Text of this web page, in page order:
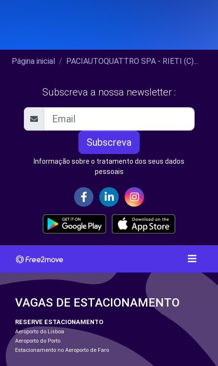
Página inicial PACIAUTOQUATTRO SPA - RIETI (C)...
Subscreva a nossa newsletter :
Subscreva
Informação sobre o tratamento dos seus dados
pessoais
VAGAS DE ESTACIONAMENTO
RESERVE ESTACIONAMENTO
Aeroporto do Lisboa
Aeroporto do Porto
Estacionamento no Aeroporto de Faro